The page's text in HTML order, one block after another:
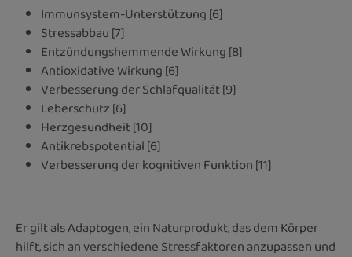
Immunsystem-Unterstützung [6]
Stressabbau [7]
Entzündungshemmende Wirkung [8]
Antioxidative Wirkung [6]
Verbesserung der Schlafqualität [9]
Leberschutz [6]
Herzgesundheit [10]
Antikrebspotential [6]
Verbesserung der kognitiven Funktion [11]
Er gilt als Adaptogen, ein Naturprodukt, das dem Körper
hilft, sich an verschiedene Stressfaktoren anzupassen und